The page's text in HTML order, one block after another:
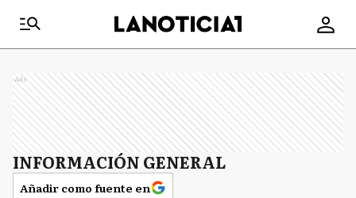
Ads
INFORMACIÓN GENERAL
Añadir como fuente en